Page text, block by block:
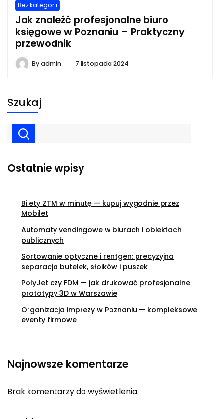
Bez kategorii
Jak znaleźć profesjonalne biuro
księgowe w Poznaniu – Praktyczny
przewodnik
Byadmin 7 listopada 2024
Szukaj
Ostatnie wpisy
Bilety ZTM w minutę — kupuj wygodnie przez
Mobilet
Automaty vendingowe w biurach i obiektach
publicznych
Sortowanie optyczne i rentgen: precyzyjna
separacja butelek, słoików i puszek
PolyJet czy FDM — jak drukować profesjonalne
prototypy 3D w Warszawie
Organizacja imprezy w Poznaniu — kompleksowe
eventy firmowe
Najnowsze komentarze
Brak komentarzy do wyświetlenia.